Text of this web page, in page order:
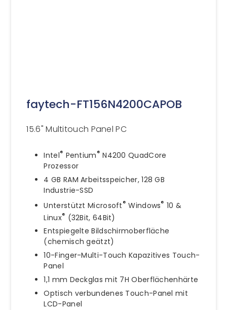
faytech-FT156N4200CAPOB
15.6" Multitouch Panel PC
Intel® Pentium® N4200 QuadCore
Prozessor
4 GB RAM Arbeitsspeicher, 128 GB
Industrie-SSD
Unterstützt Microsoft® Windows® 10 &
Linux® (32Bit, 64Bit)
Entspiegelte Bildschirmoberfläche
(chemisch geätzt)
10-Finger-Multi-Touch Kapazitives Touch-
Panel
1,1 mm Deckglas mit 7H Oberflächenhärte
Optisch verbundenes Touch-Panel mit
LCD-Panel